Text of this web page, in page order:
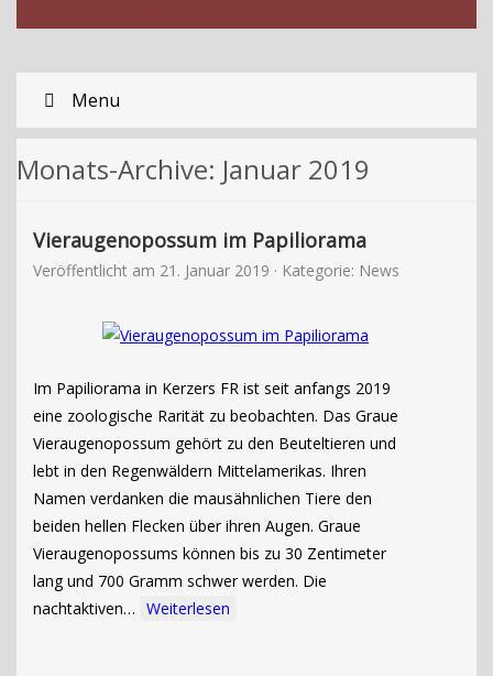
Menu
Monats-Archive: Januar 2019
Vieraugenopossum im Papiliorama
Veröffentlicht am 21. Januar 2019 · Kategorie: News
Im Papiliorama in Kerzers FR ist seit anfangs 2019
eine zoologische Rarität zu beobachten. Das Graue
Vieraugenopossum gehört zu den Beuteltieren und
lebt in den Regenwäldern Mittelamerikas. Ihren
Namen verdanken die mausähnlichen Tiere den
beiden hellen Flecken über ihren Augen. Graue
Vieraugenopossums können bis zu 30 Zentimeter
lang und 700 Gramm schwer werden. Die
nachtaktiven… Weiterlesen